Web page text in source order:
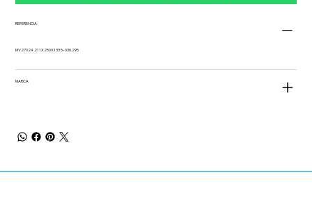
REFERENCIA
MV27024 211X250X133 5- 030.295
MARCA